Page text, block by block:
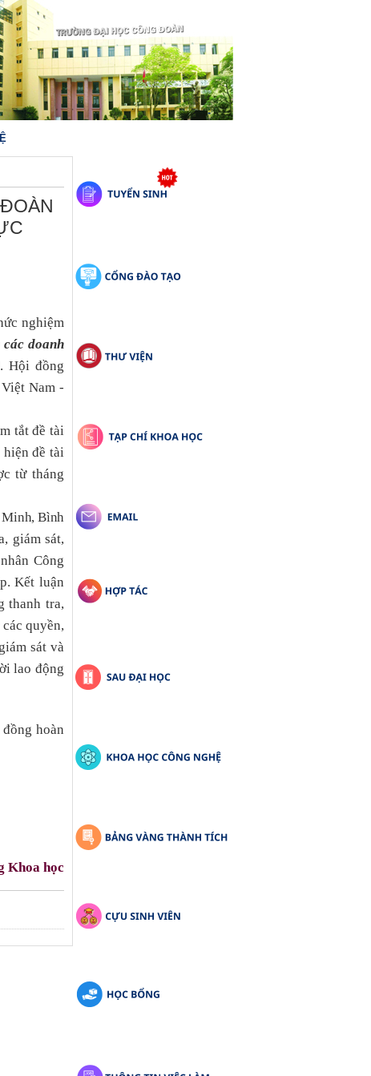
nghiệm
doanh
Hội đồng
Nam -
tắt đề tài
hiện đề tài
từ tháng
Minh, Bình
giám sát,
Công
Kết luận
thanh tra,
quyền,
sát và
lao động
hoàn
Khoa học